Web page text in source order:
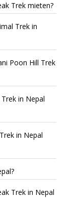
Trek mieten?
Trek in
Poon Hill Trek
in Nepal
in Nepal
Trek in Nepal